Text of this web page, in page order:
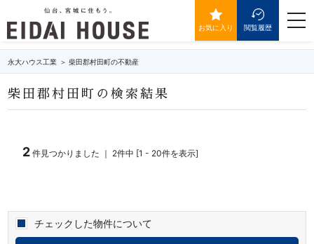
お気に入り 閲覧履歴
永大ハウス工業 柴田郡村田町の不動産
柴田郡村田町の検索結果
2 件見つかりました ｜ 2件中 [1 - 20件を表示]
チェックした物件について